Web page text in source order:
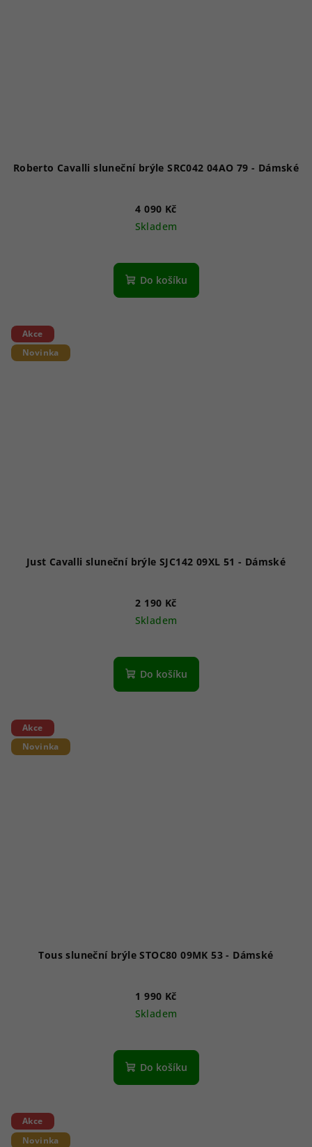
Roberto Cavalli sluneční brýle SRC042 04AO 79 - Dámské
4 090 Kč
Skladem
Do košíku
Akce
Novinka
Just Cavalli sluneční brýle SJC142 09XL 51 - Dámské
2 190 Kč
Skladem
Do košíku
Akce
Novinka
Tous sluneční brýle STOC80 09MK 53 - Dámské
1 990 Kč
Skladem
Do košíku
Akce
Novinka